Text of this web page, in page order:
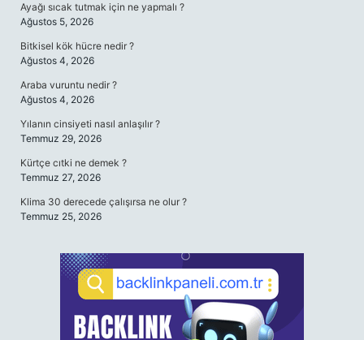
Ayağı sıcak tutmak için ne yapmalı ?
Ağustos 5, 2026
Bitkisel kök hücre nedir ?
Ağustos 4, 2026
Araba vuruntu nedir ?
Ağustos 4, 2026
Yılanın cinsiyeti nasıl anlaşılır ?
Temmuz 29, 2026
Kürtçe cıtki ne demek ?
Temmuz 27, 2026
Klima 30 derecede çalışırsa ne olur ?
Temmuz 25, 2026